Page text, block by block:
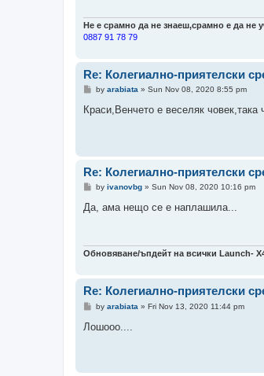
Не е срамно да не знаеш,срамно е да не
0887 91 78 79
Re: Колегиално-приятелски
P
s
by arabiata» Sun Nov 08, 2020 8:55 pm
Краси,Венчето е веселяк
Re: Колегиално-приятелски
P
s
by ivanovbg» Sun Nov 08, 2020 10:16 pm
Да, ама нещо се е наплашила...
Обновяване/ъпдейт на всички Launch-
Re: Колегиално-приятелски
P
s
by arabiata » Fri Nov 13, 2020 11:44 pm
Лошооо....